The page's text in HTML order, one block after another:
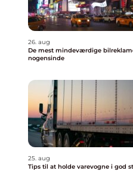
26. aug
De mest mindeværdige
nogensinde
25. aug
Tips til at holde varevogne i god